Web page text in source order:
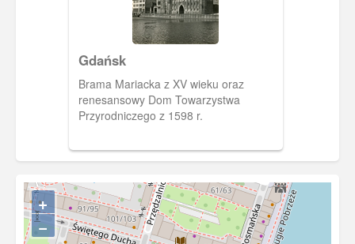
Gdańsk
Brama Mariacka z XV wieku oraz
renesansowy Dom Towarzystwa
Przyrodniczego z 1598 r.
+
−